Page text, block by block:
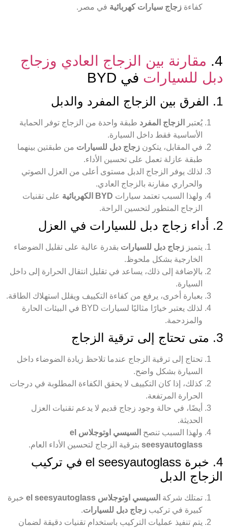
كفاءة زجاج سيارات كهربائية في مصر.
4. مقارنة بين الزجاج العادي وزجاج
دبل للسيارات في BYD
1. الفرق بين الزجاج المفرد والدبل
يُعتبر الزجاج المفرد طبقة واحدة من الزجاج توفر الحماية
الأساسية فقط داخل السيارة.
في المقابل، يتكون زجاج دبل للسيارات من طبقتين بينهما
طبقة عازلة تعمل على تحسين الأداء.
لذلك يوفر الزجاج الدبل مستوى أعلى من العزل الصوتي
والحراري مقارنة بالزجاج العادي.
ولهذا السبب تعتمد سيارات BYD الكهربائية
على تقنيات
الزجاج المتطور لتحسين الراحة.
2. أداء زجاج دبل للسيارات في العزل
يتميز زجاج دبل للسيارات بقدرة عالية على تقليل الضوضاء
الخارجية بشكل ملحوظ.
بالإضافة إلى ذلك، يساعد في تقليل انتقال الحرارة إلى داخل
السيارة.
بعبارة أخرى، يرفع من كفاءة التكييف ويقلل استهلاك الطاقة.
لذلك يعتبر خيارًا مثاليًا لسيارات BYD في البيئات الحارة
والمزدحمة.
3. متى تحتاج إلى ترقية الزجاج
تحتاج إلى ترقية الزجاج عندما تلاحظ زيادة الضوضاء داخل
السيارة بشكل واضح.
كذلك، إذا كان التكييف لا يحقق الكفاءة المطلوبة في درجات
الحرارة المرتفعة.
أيضًا، في حالة وجود زجاج قديم لا يدعم تقنيات العزل
الحديثة.
ولهذا السبب تنصح
السيسي اوتوجلاس el
seesyautoglass بترقية الزجاج لتحسين الأداء العام.
4. خبرة el seesyautoglass في تركيب
الزجاج الدبل
تمتلك شركة السيسي اوتوجلاس el seesyautoglass
خبرة
كبيرة في تركيب زجاج دبل للسيارات.
يتم تنفيذ عمليات التركيب باستخدام تقنيات دقيقة لضمان